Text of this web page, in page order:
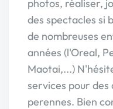
photos, réaliser,
des spectacles si
de nombreuses
années (l'Oreal,
Maotai,...)
services pour
perennes. Bien